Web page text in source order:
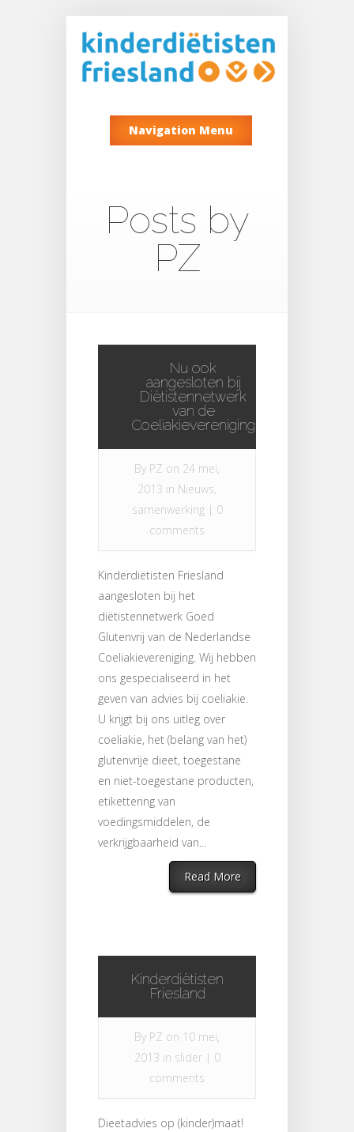
Navigation Menu
Posts by
PZ
Nu ook
aangesloten bij
Diëtistennetwerk
van de
Coeliakievereniging
By PZ on 24 mei,
2013 in Nieuws,
samenwerking| 0
comments
Kinderdiëtisten Friesland
aangesloten bij het
diëtistennetwerk Goed
Glutenvrij van de Nederlandse
Coeliakievereniging. Wij hebben
ons gespecialiseerd in het
geven van advies bij coeliakie.
U krijgt bij ons uitleg over
coeliakie, het (belang van het)
glutenvrije dieet, toegestane
en niet-toegestane producten,
etikettering van
voedingsmiddelen, de
verkrijgbaarheid van...
Read More
Kinderdiëtisten
Friesland
By PZ on 10 mei,
2013 in slider| 0
comments
Dieetadvies op (kinder)maat!